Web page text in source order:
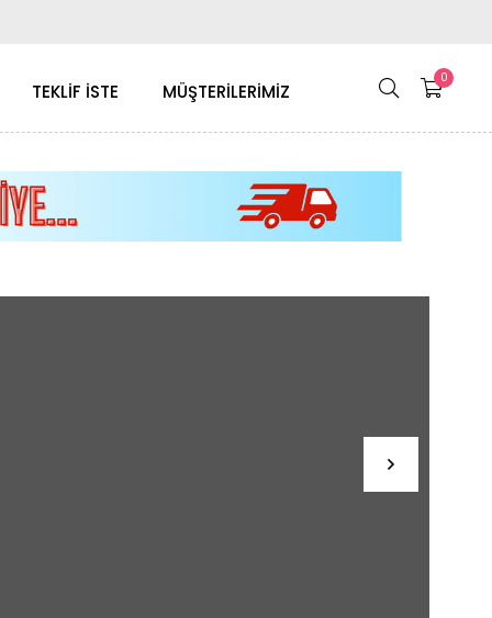
0
TEKLİF İSTE MÜŞTERİLERİMİZ